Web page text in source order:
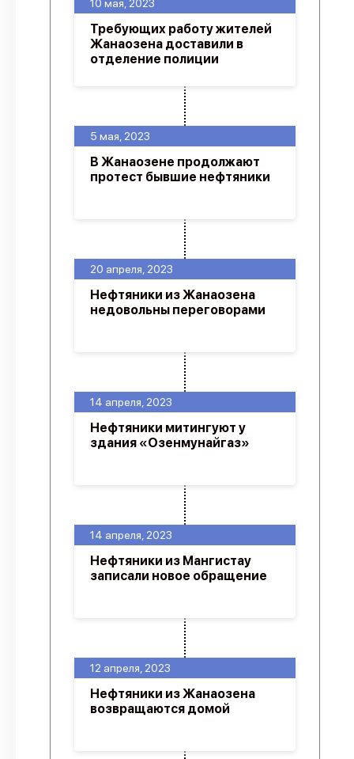
12 апреля, 2023
Нефтяники из Жанаозена
возвращаются домой
14 апреля, 2023
Нефтяники из Мангистау
записали новое обращение
14 апреля, 2023
Нефтяники митингуют у
здания «Озенмунайгаз»
20 апреля, 2023
Нефтяники из Жанаозена
недовольны переговорами
5 мая, 2023
В Жанаозене продолжают
протест бывшие нефтяники
10 мая, 2023
Требующих работу жителей
Жанаозена доставили в
отделение полиции